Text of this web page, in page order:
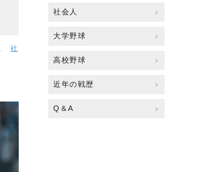
,
社
社会人
大学野球
高校野球
近年の戦歴
Q＆A